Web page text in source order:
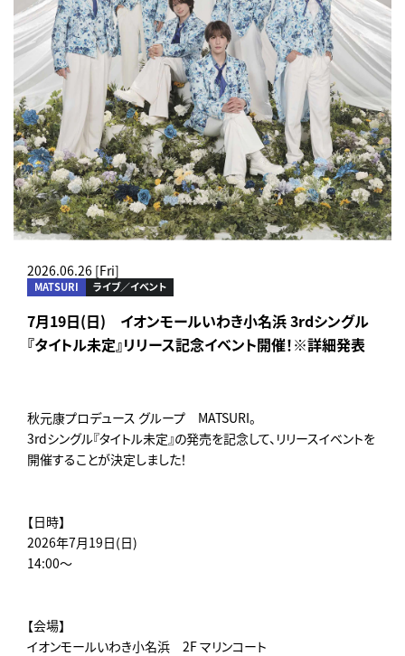
2026.06.26 [Fri]
MATSURI ライブ／イベント
7月19日(日) イオンモールいわき小名浜 3rdシングル
『タイトル未定』リリース記念イベント開催！※詳細発表
秋元康プロデュース グループ MATSURI。
3rdシングル『タイトル未定』の発売を記念して、リリースイベントを
開催することが決定しました！
【日時】
2026年7月19日(日)
14:00～
【会場】
イオンモールいわき小名浜 2F マリンコート